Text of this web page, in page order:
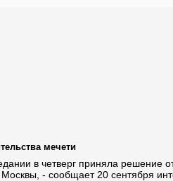
мечети
в четверг приняла решение
- сообщает 20 сентября